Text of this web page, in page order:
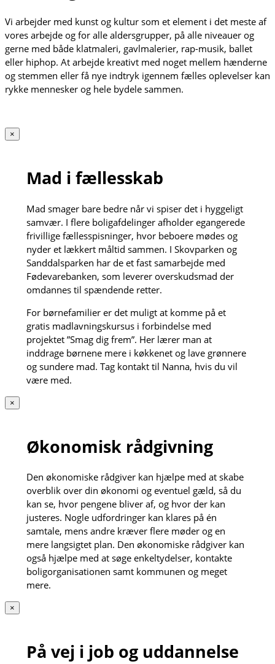
Vi arbejder med kunst og kultur som et element i det meste af
vores arbejde og for alle aldersgrupper, på alle niveauer og
gerne med både klatmaleri, gavlmalerier, rap-musik, ballet
eller hiphop. At arbejde kreativt med noget mellem hænderne
og stemmen eller få nye indtryk igennem fælles oplevelser kan
rykke mennesker og hele bydele sammen.
×
Mad i fællesskab
Mad smager bare bedre når vi spiser det i hyggeligt
samvær. I flere boligafdelinger afholder egangerede
frivillige fællesspisninger, hvor beboere mødes og
nyder et lækkert måltid sammen. I Skovparken og
Sanddalsparken har de et fast samarbejde med
Fødevarebanken, som leverer overskudsmad der
omdannes til spændende retter.
For børnefamilier er det muligt at komme på et
gratis madlavningskursus i forbindelse med
projektet ”Smag dig frem”. Her lærer man at
inddrage børnene mere i køkkenet og lave grønnere
og sundere mad. Tag kontakt til Nanna, hvis du vil
være med.
×
Økonomisk rådgivning
Den økonomiske rådgiver kan hjælpe med at skabe
overblik over din økonomi og eventuel gæld, så du
kan se, hvor pengene bliver af, og hvor der kan
justeres. Nogle udfordringer kan klares på én
samtale, mens andre kræver flere møder og en
mere langsigtet plan. Den økonomiske rådgiver kan
også hjælpe med at søge enkeltydelser, kontakte
boligorganisationen samt kommunen og meget
mere.
×
På vej i job og uddannelse